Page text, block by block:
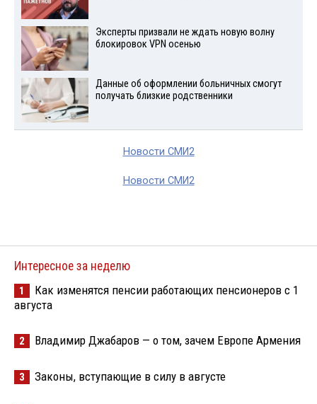
Эксперты призвали не ждать новую волну
блокировок VPN осенью
Данные об оформлении больничных смогут
получать близкие родственники
Новости СМИ2
Новости СМИ2
Интересное за неделю
1
Как изменятся пенсии работающих пенсионеров с 1
августа
2 Владимир Джабаров — о том, зачем Европе Армения
3 Законы, вступающие в силу в августе